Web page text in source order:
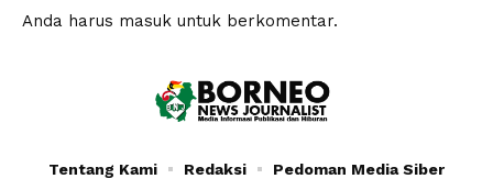
Anda harus masuk untuk berkomentar.
Tentang Kami Redaksi
Pedoman Media Siber